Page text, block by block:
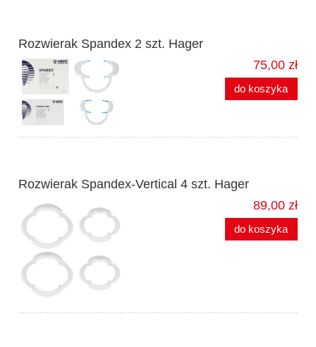
Rozwierak Spandex 2 szt. Hager
75,00 zł
do koszyka
Rozwierak Spandex-Vertical 4 szt. Hager
89,00 zł
do koszyka